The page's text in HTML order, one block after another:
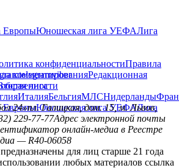
ЕвропыЮношеская лига УЕФАЛига
конфиденциальностиПравила
комментированияРедакционная
telegramviber
лига
ИталияБельгияМЛСНидерланды
ЕвропыЮношеская лига УЕФАЛига
24»пл. Галицкая, дом. 15, м. Львов,
229-77-77Адрес электронной почты
онлайн-медиа в Реестре
— R40-06058
для лиц старше 21 года
любых материалов ссылка